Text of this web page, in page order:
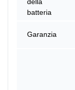
batteria
Garanzia